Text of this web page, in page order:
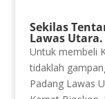
Sekilas
Lawas Utara.
Untuk membeli
tidaklah
Padang Lawas